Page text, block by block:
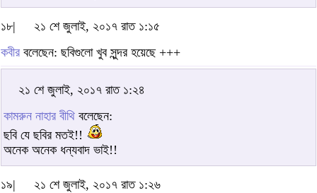
১৮|
২১ শে জুলাই, ২০১৭ রাত ১:১৫
কবীর বলেছেন: ছবিগুলো খুব সুন্দর হয়েছে +++
২১ শে জুলাই, ২০১৭ রাত ১:২৪
কামরুন নাহার বীথি বলেছেন:
ছবি যে ছবির মতই!!
অনেক অনেক ধন্যবাদ ভাই!!
১৯|
২১ শে জুলাই, ২০১৭ রাত ১:২৬